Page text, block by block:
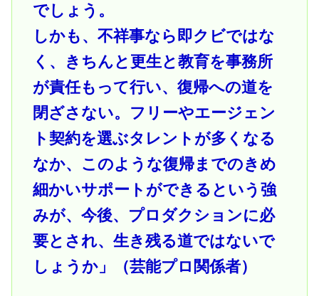
でしょう。
しかも、不祥事なら即クビではな
く、きちんと更生と教育を事務所
が責任もって行い、復帰への道を
閉ざさない。フリーやエージェン
ト契約を選ぶタレントが多くなる
なか、このような復帰までのきめ
細かいサポートができるという強
みが、今後、プロダクションに必
要とされ、生き残る道ではないで
しょうか」（芸能プロ関係者）